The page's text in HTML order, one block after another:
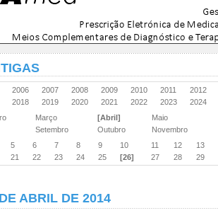
2006 2007 2008 2009 2010 2011 2012
2018 2019 2020 2021 2022 2023
2024
Março [Abril] Maio
Setembro Outubro Novembro
5 6 7 8 9 10 11 12 13
21 22 23 24 25 [26] 27 28 29
ABRIL DE 2014